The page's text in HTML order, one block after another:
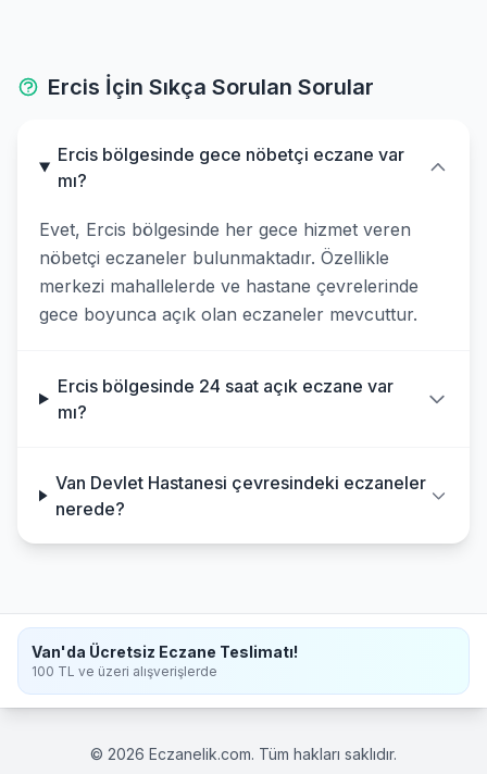
Ercis İçin Sıkça Sorulan Sorular
Ercis bölgesinde gece nöbetçi eczane var
mı?
Evet, Ercis bölgesinde her gece hizmet veren
nöbetçi eczaneler bulunmaktadır. Özellikle
merkezi mahallelerde ve hastane çevrelerinde
gece boyunca açık olan eczaneler mevcuttur.
Ercis bölgesinde 24 saat açık eczane var
mı?
Van Devlet Hastanesi çevresindeki eczaneler
nerede?
Van'da Ücretsiz Eczane Teslimatı!
100 TL ve üzeri alışverişlerde
© 2026 Eczanelik.com. Tüm hakları saklıdır.